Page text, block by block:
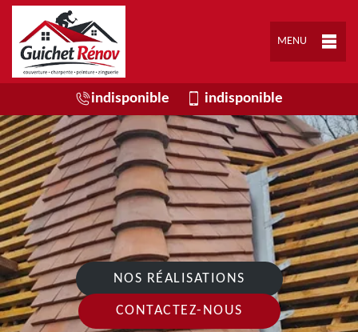
MENU
indisponible indisponible
NOS RÉALISATIONS
CONTACTEZ-NOUS